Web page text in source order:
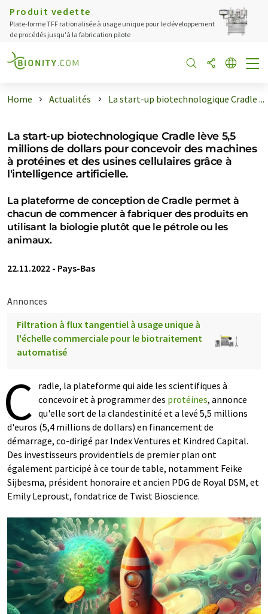
Produit vedette
Plate-forme TFF rationalisée à usage unique pour le développement
de procédés jusqu'à la fabrication pilote
Home Actualités La start-up biotechnologique Cradle ...
La start-up biotechnologique Cradle lève 5,5
millions de dollars pour concevoir des machines
à protéines et des usines cellulaires grâce à
l'intelligence artificielle.
La plateforme de conception de Cradle permet à
chacun de commencer à fabriquer des produits en
utilisant la biologie plutôt que le pétrole ou les
animaux.
22.11.2022 - Pays-Bas
Annonces
Filtration à flux tangentiel à usage unique à
l'échelle commerciale pour le biotraitement
automatisé
C radle, la plateforme qui aide les scientifiques à
concevoir et à programmer des protéines, annonce
qu'elle sort de la clandestinité et a levé 5,5 millions
d'euros (5,4 millions de dollars) en financement de
démarrage, co-dirigé par Index Ventures et Kindred Capital.
Des investisseurs providentiels de premier plan ont
également participé à ce tour de table, notamment Feike
Sijbesma, président honoraire et ancien PDG de Royal DSM, et
Emily Leproust, fondatrice de Twist Bioscience.